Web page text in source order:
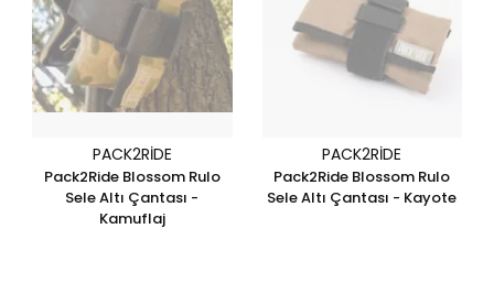
PACK2RIDE
Pack2Ride Blossom Rulo
Sele Altı Çantası -
Kamuflaj
PACK2RIDE
Pack2Ride Blossom Rulo
Sele Altı Çantası - Kayote